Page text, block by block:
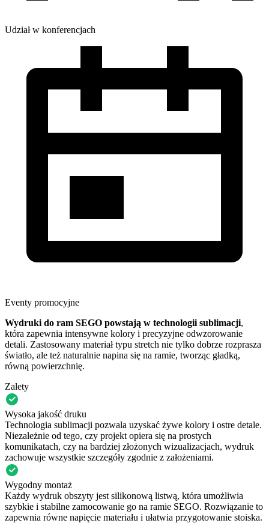
Udział w konferencjach
Eventy promocyjne
Wydruki do ram SEGO powstają w technologii sublimacji,
która zapewnia intensywne kolory i precyzyjne odwzorowanie
detali. Zastosowany materiał typu stretch nie tylko dobrze rozprasza
światło, ale też naturalnie napina się na ramie, tworząc gładką,
równą powierzchnię.
Zalety
Wysoka jakość druku
Technologia sublimacji pozwala uzyskać żywe kolory i ostre detale.
Niezależnie od tego, czy projekt opiera się na prostych
komunikatach, czy na bardziej złożonych wizualizacjach, wydruk
zachowuje wszystkie szczegóły zgodnie z założeniami.
Wygodny montaż
Każdy wydruk obszyty jest silikonową listwą, która umożliwia
szybkie i stabilne zamocowanie go na ramie SEGO. Rozwiązanie to
zapewnia równe napięcie materiału i ułatwia przygotowanie stoiska.